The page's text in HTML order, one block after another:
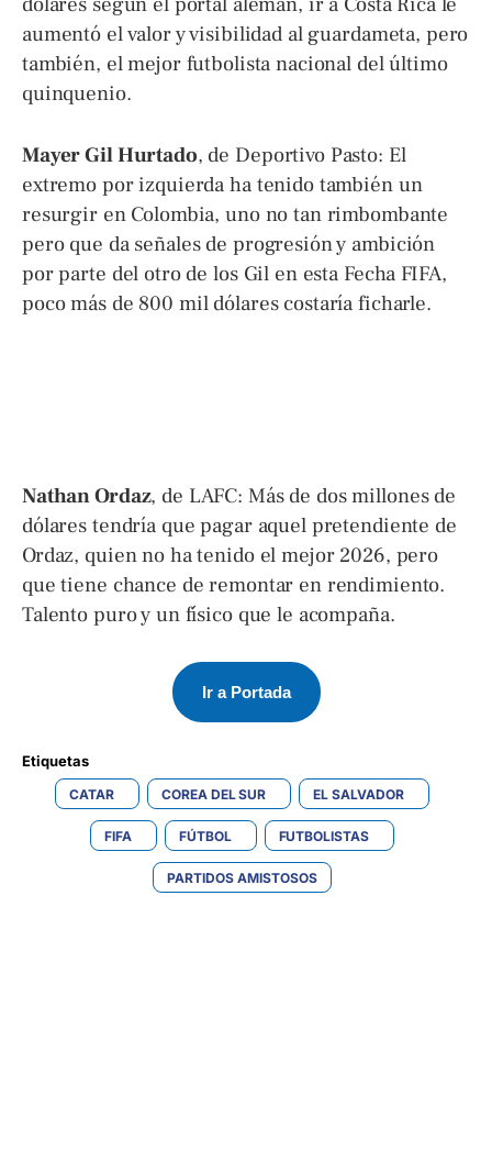
aumentó el valor y visibilidad al guardameta, pero
también, el mejor futbolista nacional del último
quinquenio.
Mayer Gil Hurtado, de Deportivo Pasto: El
extremo por izquierda ha tenido también un
resurgir en Colombia, uno no tan rimbombante
pero que da señales de progresión y ambición
por parte del otro de los Gil en esta Fecha FIFA,
poco más de 800 mil dólares costaría ficharle.
Nathan Ordaz, de LAFC: Más de dos millones de
dólares tendría que pagar aquel pretendiente de
Ordaz, quien no ha tenido el mejor 2026, pero
que tiene chance de remontar en rendimiento.
Talento puro y un físico que le acompaña.
Ir a Portada
Etiquetas
CATAR COREA DEL SUR EL SALVADOR
FIFA FÚTBOL FUTBOLISTAS
PARTIDOS AMISTOSOS